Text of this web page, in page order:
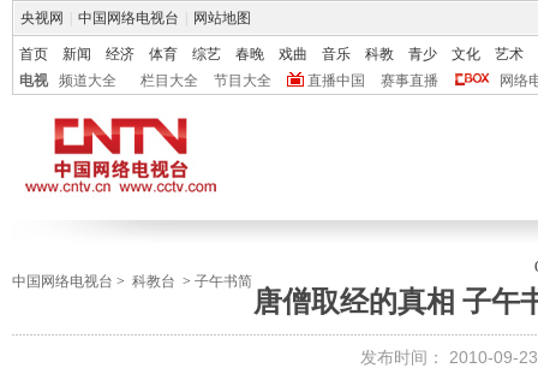
央视网 中国网络电视台 网站地图
首页 新闻 经济 体育 综艺 春晚 戏曲 音乐 科教 青少 文化
艺术
电视
频道大全 栏目大全 节目大全 直播中国 赛事直播 网络
中国网络电视台 > 科教台 > 子午书简
唐僧取经的真相 子午
发布时间： 2010-09-